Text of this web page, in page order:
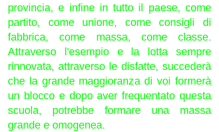
provincia, e infine in tutto il paese, come
partito, come unione, come consigli di
fabbrica, come massa, come classe.
Attraverso l'esempio e la lotta sempre
rinnovata, attraverso le disfatte, succederà
che la grande maggioranza di voi formerà
un blocco e dopo aver frequentato questa
scuola, potrebbe formare una massa
grande e omogenea.